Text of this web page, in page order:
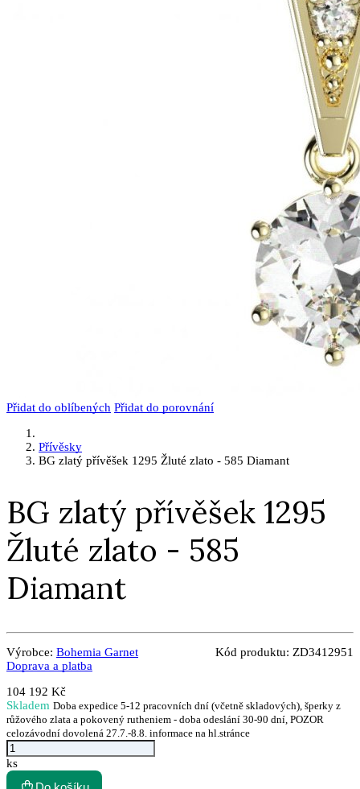
Přidat do oblíbených Přidat do porovnání
Přívěsky
BG zlatý přívěšek 1295 Žluté zlato - 585 Diamant
BG zlatý přívěšek 1295
Žluté zlato - 585
Diamant
Výrobce: Bohemia Garnet Kód produktu: ZD3412951
Doprava a platba
104 192 Kč
Skladem Doba expedice 5-12 pracovních dní (včetně skladových), šperky z
růžového zlata a pokovený rutheniem - doba odeslání 30-90 dní, POZOR
celozávodní dovolená 27.7.-8.8. informace na hl.stránce
ks